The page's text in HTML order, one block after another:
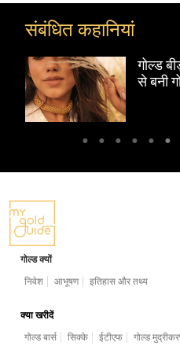
संबंधित कहानियां
गोल्ड
से बनी
गोल्ड क्यों
निवेश
आभूषण इतिहास और तथ्य
क्या खरीदें
गोल्ड बार्स
सिक्के ईटीएफ गोल्ड